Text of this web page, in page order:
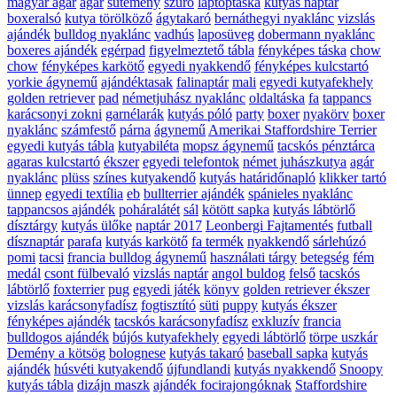
boxeralsó kutya törölköző ágytakaró bernáthegyi nyaklánc vizslás
ajándék bulldog nyaklánc vadhús laposüveg dobermann nyaklánc
boxeres ajándék egérpad figyelmeztető tábla fényképes táska chow
chow fényképes karkötő egyedi nyakkendő fényképes kulcstartó
yorkie ágynemű ajándéktasak falinaptár mali egyedi kutyafekhely
golden retriever pad németjuhász nyaklánc oldaltáska fa tappancs
karácsonyi zokni garnélarák kutyás póló party boxer nyakörv boxer
nyaklánc számfestő párna ágynemű Amerikai Staffordshire Terrier
egyedi kutyás tábla kutyabiléta mopsz ágynemű tacskós pénztárca
agaras kulcstartó ékszer egyedi telefontok német juhászkutya agár
nyaklánc plüss színes kutyakendő kutyás határidőnapló klikker tartó
ünnep egyedi textília eb bullterrier ajándék spánieles nyaklánc
tappancsos ajándék poháralátét sál kötött sapka kutyás lábtörlő
dísztárgy kutyás ülőke naptár 2017 Leonbergi Fajtamentés futball
dísznaptár parafa kutyás karkötő fa termék nyakkendő sárlehúzó
pomi tacsi francia bulldog ágynemű használati tárgy betegség fém
medál csont fülbevaló vizslás naptár angol buldog felső tacskós
lábtörlő foxterrier pug egyedi játék könyv golden retriever ékszer
vizslás karácsonyfadísz fogtisztító süti puppy kutyás ékszer
fényképes ajándék tacskós karácsonyfadísz exkluzív francia
bulldogos ajándék bújós kutyafekhely egyedi lábtörlő törpe uszkár
Demény a kötsög bolognese kutyás takaró baseball sapka kutyás
ajándék húsvéti kutyakendő újfundlandi kutyás nyakkendő Snoopy
kutyás tábla dizájn maszk ajándék focirajongóknak Staffordshire